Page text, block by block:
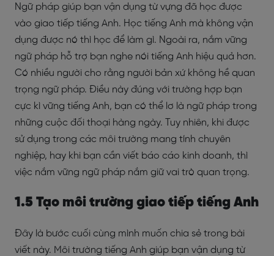
Ngữ pháp giúp bạn vận dụng từ vựng đã học được
vào giao tiếp tiếng Anh. Học tiếng Anh mà không vận
dụng được nó thì học để làm gì. Ngoài ra, nắm vững
ngữ pháp hỗ trợ bạn nghe nói tiếng Anh hiệu quả hơn.
Có nhiều người cho rằng người bản xứ không hề quan
trọng ngữ pháp. Điều này đúng với trường hợp bạn
cực kì vững tiếng Anh, bạn có thể lơ là ngữ pháp trong
những cuộc đối thoại hàng ngày. Tuy nhiên, khi được
sử dụng trong các môi trường mang tính chuyên
nghiệp, hay khi bạn cần viết báo cáo kinh doanh, thì
việc nắm vững ngữ pháp nắm giữ vai trò quan trọng.
1.5 Tạo môi trường giao tiếp tiếng Anh
Đây là bước cuối cùng mình muốn chia sẻ trong bài
viết này. Môi trường tiếng Anh giúp bạn vận dụng từ